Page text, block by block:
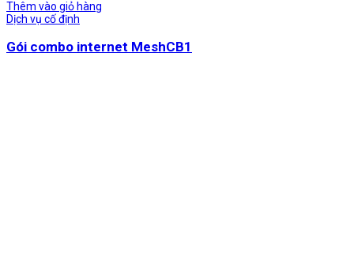
Thêm vào giỏ hàng
Dịch vụ cố định
Gói combo internet MeshCB1